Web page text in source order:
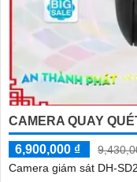
CAMERA QUAY
6,900,000 ₫
Camera giám sát DH-